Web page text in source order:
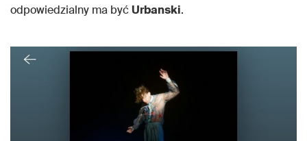
odpowiedzialny ma byćUrbanski.